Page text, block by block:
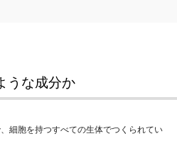
うな成分か
細胞を持つすべての生体でつくられてい